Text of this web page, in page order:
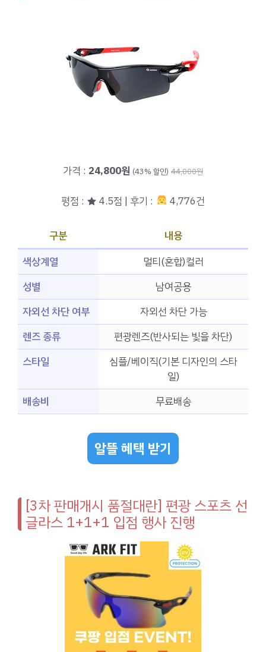
가격 : 24,800원 (43% 할인) 44,000원
평점 : ★ 4.5점 | 후기 : 4,776건
구분
내용
색상계열
멀티(혼합)컬러
성별
남여공용
자외선 차단 여부
자외선 차단 가능
렌즈 종류
편광렌즈(반사되는 빛을 차단)
스타일
심플/베이직(기본 디자인의 스타
일)
배송비
무료배송
알뜰 혜택 받기
[3차 판매개시 품절대란] 편광 스포츠 선
글라스 1+1+1 입점 행사 진행